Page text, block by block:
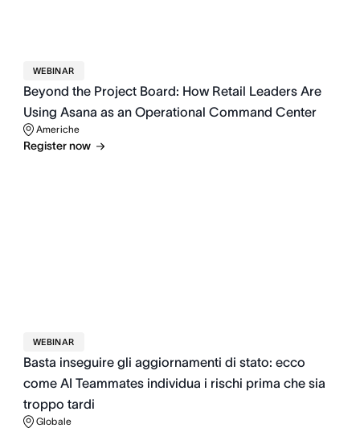
WEBINAR
Beyond the Project Board: How Retail Leaders Are
Using Asana as an Operational Command Center
Americhe
Register now
WEBINAR
Basta inseguire gli aggiornamenti di stato: ecco
come AI Teammates individua i rischi prima che sia
troppo tardi
Globale